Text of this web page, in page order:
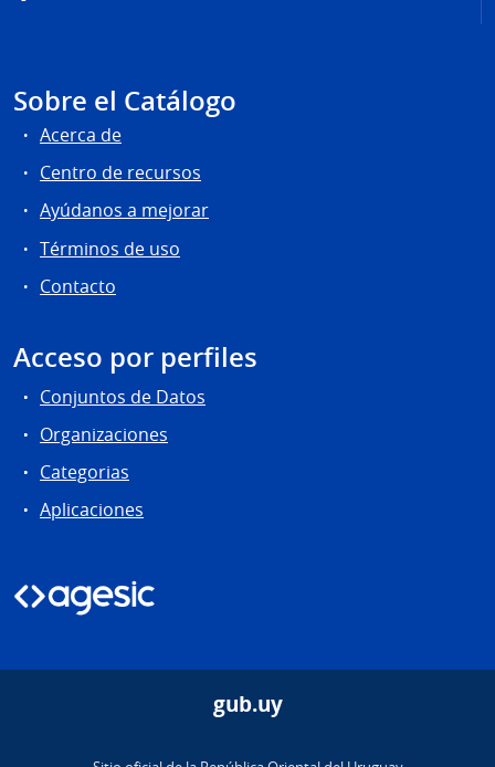
Sobre el Catálogo
Acerca de
Centro de recursos
Ayúdanos a mejorar
Términos de uso
Contacto
Acceso por perfiles
Conjuntos de Datos
Organizaciones
Categorias
Aplicaciones
gub.uy